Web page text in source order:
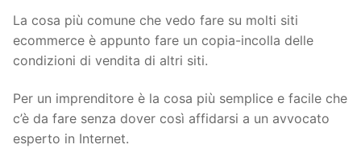
La cosa più comune che vedo fare su molti siti
ecommerce è appunto fare un copia-incolla delle
condizioni di vendita di altri siti.
Per un imprenditore è la cosa più semplice e facile che
c’è da fare senza dover così affidarsi a un avvocato
esperto in Internet.